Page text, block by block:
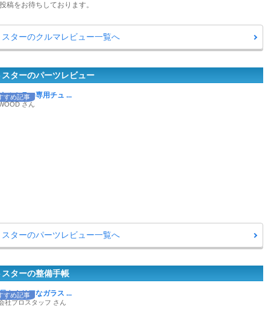
稿をお待ちしております。
ターのクルマレビュー一覧へ
ターのパーツレビュー
すめ記事
ルミラー専用チュ ...
さん
ターのパーツレビュー一覧へ
ターの整備手帳
すめ記事
もクリアなガラス ...
社プロスタッフ さん